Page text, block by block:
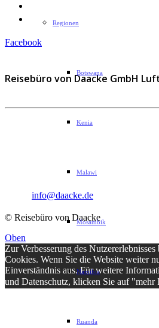
Regionen
Botswana
Kenia
Malawi
Mosambik
Namibia
Ruanda
Impressum
Facebook
Reisebüro von Daacke GmbH
Sophie-Rahel-Jansen-Str. 98
info@daacke.de
© Reisebüro von Daacke
Oben
Zur Verbesserung des
Cookies. Wenn Sie die Website weiter
Einverständnis aus. Für weitere
und Datenschutz, klicken Sie auf "mehr